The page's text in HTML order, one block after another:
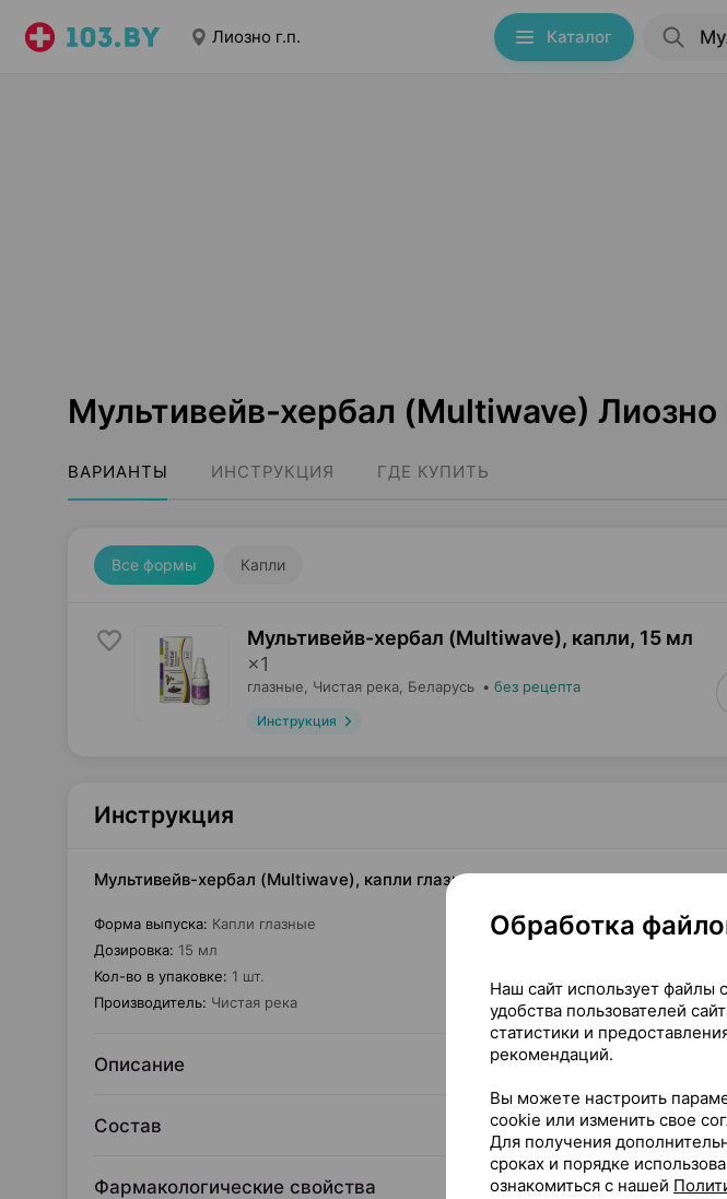
Лиозно г.п. Каталог
Мультивейв-хербал (Multiwave) Лиозно
ВАРИАНТЫ ИНСТРУКЦИЯ ГДЕ КУПИТЬ
Все формы Капли
Мультивейв-хербал (Multiwave), капли, 15 мл
×1
глазные, Чистая река , Беларусь • без рецепта
Инструкция
Инструкция
Мультивейв-хербал (Multiwave), капли глазные, 15 мл ×1, Чистая река
Форма выпуска: Капли глазные
Дозировка: 15 мл
Кол-во в упаковке: 1 шт.
Производитель: Чистая река
Описание
Состав
Фармакологические свойства
Обработка
Наш сайт использует файлы
удобства пользователей
статистики и
рекомендаций.
Вы можете настроить
cookie или изменить свое
Для получения
сроках и порядке
ознакомиться с нашей